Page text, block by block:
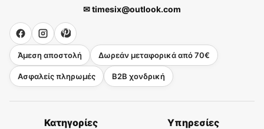
✉ timesix@outlook.com
Άμεση αποστολή Δωρεάν μεταφορικά από 70€
Ασφαλείς πληρωμές B2B χονδρική
Κατηγορίες Υπηρεσίες